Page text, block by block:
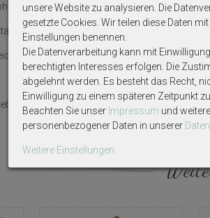
Aufsicht und in der Nähe von Kindern
zwischen brennenden Kerzen
entflammbaren Gegenständen brennen
Zubehör sowie Dekoartikel gehören
unsere Website zu analysieren. Die
gesetzte Cookies. Wir teilen diese Daten
Einstellungen benennen.
Die Datenverarbeitung kann mit
berechtigten Interesses erfolgen. Die
abgelehnt werden. Es besteht das Recht,
Einwilligung zu einem späteren Zeitpunkt
Beachten Sie unser Impressum und
personenbezogener Daten in unserer
Weitere Einstellungen